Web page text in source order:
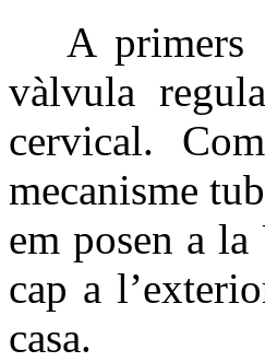
A primers
vàlvula
cervical.
mecanisme
em posen a
cap a
casa.